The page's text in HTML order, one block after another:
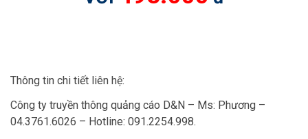
Thông tin chi tiết liên hệ:
Công ty truyền thông quảng cáo D&N – Ms: Phương –
04.3761.6026 – Hotline: 091.2254.998.